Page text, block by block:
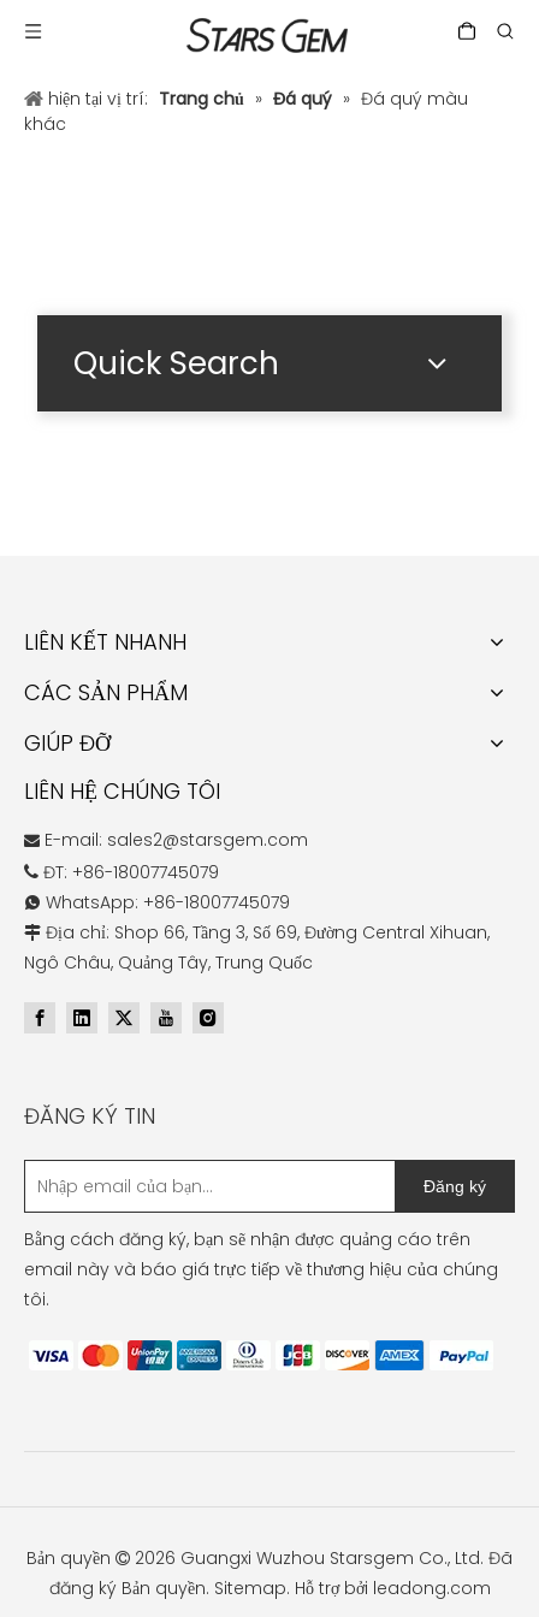
hiện tại vị trí: Trang chủ » Đá quý » Đá quý màu
khác
Quick Search
LIÊN KẾT NHANH
CÁC SẢN PHẨM
GIÚP ĐỠ
LIÊN HỆ CHÚNG TÔI
 E-mail: sales2@starsgem.com
 ĐT: +86-18007745079
 WhatsApp: +86-18007745079
 Địa chỉ: Shop 66, Tầng 3, Số 69, Đường Central Xihuan,
Ngô Châu, Quảng Tây, Trung Quốc
ĐĂNG KÝ TIN
Đăng ký
Bằng cách đăng ký, bạn sẽ nhận được quảng cáo trên
email này và báo giá trực tiếp về thương hiệu của chúng
tôi.
Bản quyền  2026 Guangxi Wuzhou Starsgem Co., Ltd. Đã
đăng ký Bản quyền. Sitemap. Hỗ trợ bởi leadong.com